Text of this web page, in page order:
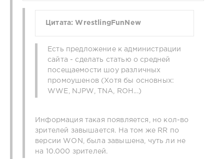
Цитата: WrestlingFunNew
Есть предложение к администрации
сайта - сделать статью о средней
посещаемости шоу различных
промоушенов (Хотя бы основных:
WWE, NJPW, TNA, ROH...)
Информация такая появляется, но кол-во
зрителей завышается. На том же RR по
версии WОN, была завышена, чуть ли не
на 10.000 зрителей.